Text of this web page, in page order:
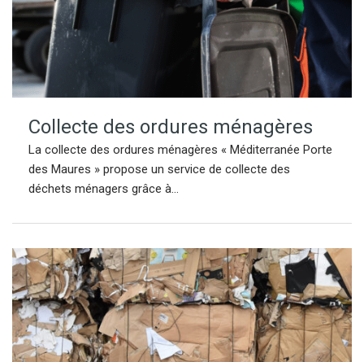
Collecte des ordures ménagères
La collecte des ordures ménagères « Méditerranée Porte
des Maures » propose un service de collecte des
déchets ménagers grâce à...